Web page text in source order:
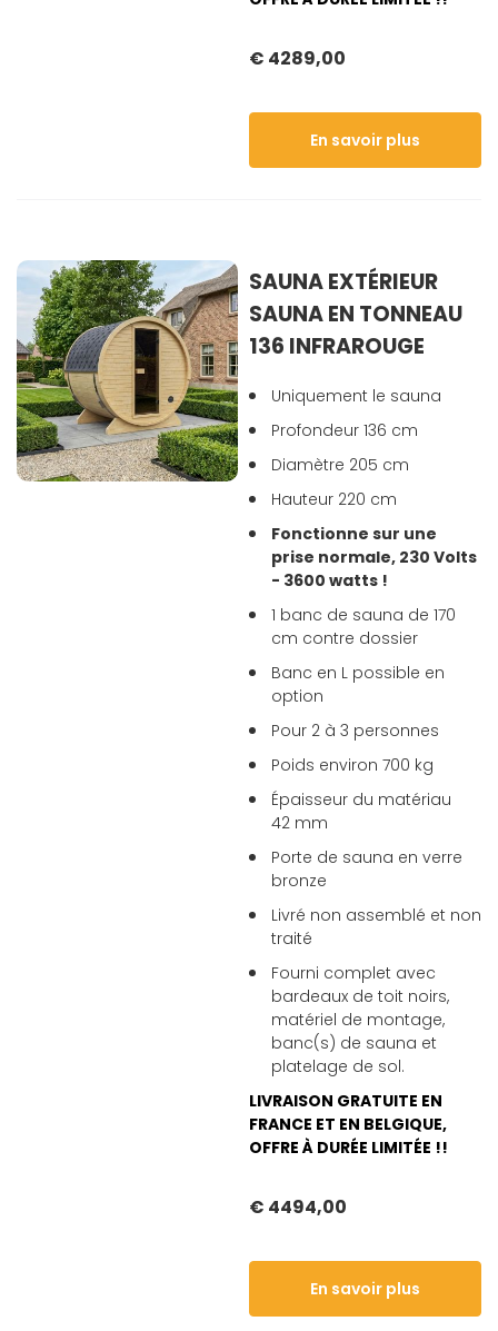
€ 4289,00
En savoir plus
SAUNA EXTÉRIEUR
SAUNA EN TONNEAU
136 INFRAROUGE
Uniquement le sauna
Profondeur 136 cm
Diamètre 205 cm
Hauteur 220 cm
Fonctionne sur une
prise normale, 230 Volts
- 3600 watts !
1 banc de sauna de 170
cm contre dossier
Banc en L possible en
option
Pour 2 à 3 personnes
Poids environ 700 kg
Épaisseur du matériau
42 mm
Porte de sauna en verre
bronze
Livré non assemblé et non
traité
Fourni complet avec
bardeaux de toit noirs,
matériel de montage,
banc(s) de sauna et
platelage de sol.
LIVRAISON GRATUITE EN
FRANCE ET EN BELGIQUE,
OFFRE À DURÉE LIMITÉE !!
€ 4494,00
En savoir plus